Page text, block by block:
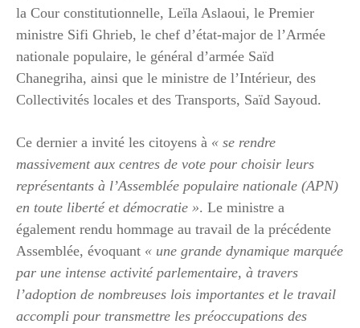
la Cour constitutionnelle, Leïla Aslaoui, le Premier
ministre Sifi Ghrieb, le chef d’état-major de l’Armée
nationale populaire, le général d’armée Saïd
Chanegriha, ainsi que le ministre de l’Intérieur, des
Collectivités locales et des Transports, Saïd Sayoud.
Ce dernier a invité les citoyens à « se rendre
massivement aux centres de vote pour choisir leurs
représentants à l’Assemblée populaire nationale (APN)
en toute liberté et démocratie ». Le ministre a
également rendu hommage au travail de la précédente
Assemblée, évoquant « une grande dynamique marquée
par une intense activité parlementaire, à travers
l’adoption de nombreuses lois importantes et le travail
accompli pour transmettre les préoccupations des